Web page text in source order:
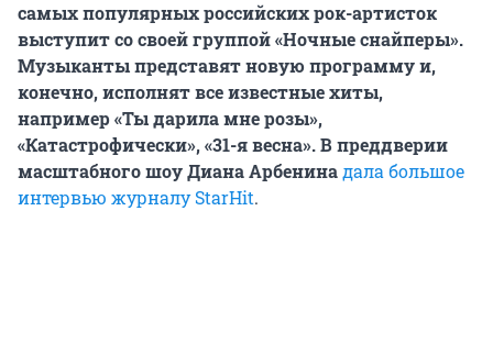
самых популярных российских рок-артисток
выступит со своей группой «Ночные снайперы».
Музыканты представят новую программу и,
конечно, исполнят все известные хиты,
например «Ты дарила мне розы»,
«Катастрофически», «31-я весна». В преддверии
масштабного шоу Диана Арбенинадала большое
интервью журналу StarHit.